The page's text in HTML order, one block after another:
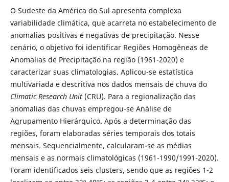
O Sudeste da América do Sul apresenta complexa
variabilidade climática, que acarreta no estabelecimento de
anomalias positivas e negativas de precipitação. Nesse
cenário, o objetivo foi identificar Regiões Homogêneas de
Anomalias de Precipitação na região (1961-2020) e
caracterizar suas climatologias. Aplicou-se estatística
multivariada e descritiva nos dados mensais de chuva do
Climatic Research Unit(CRU). Para a regionalização das
anomalias das chuvas empregou-se Análise de
Agrupamento Hierárquico. Após a determinação das
regiões, foram elaboradas séries temporais dos totais
mensais. Sequencialmente, calcularam-se as médias
mensais e as normais climatológicas (1961-1990/1991-2020).
Foram identificados seis clusters, sendo que as regiões 1-2